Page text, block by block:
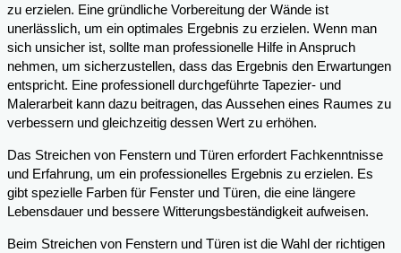
zu erzielen. Eine gründliche Vorbereitung der Wände ist
unerlässlich, um ein optimales Ergebnis zu erzielen. Wenn man
sich unsicher ist, sollte man professionelle Hilfe in Anspruch
nehmen, um sicherzustellen, dass das Ergebnis den Erwartungen
entspricht. Eine professionell durchgeführte Tapezier- und
Malerarbeit kann dazu beitragen, das Aussehen eines Raumes zu
verbessern und gleichzeitig dessen Wert zu erhöhen.
Das Streichen von Fenstern und Türen erfordert Fachkenntnisse
und Erfahrung, um ein professionelles Ergebnis zu erzielen. Es
gibt spezielle Farben für Fenster und Türen, die eine längere
Lebensdauer und bessere Witterungsbeständigkeit aufweisen.
Beim Streichen von Fenstern und Türen ist die Wahl der richtigen